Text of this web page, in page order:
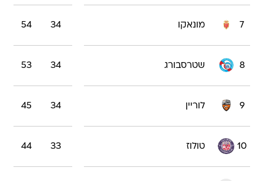
7 מונאקו 34
54
8 שטרסבורג 34
53
9 לוריין 34
45
10 טולוז 33
44